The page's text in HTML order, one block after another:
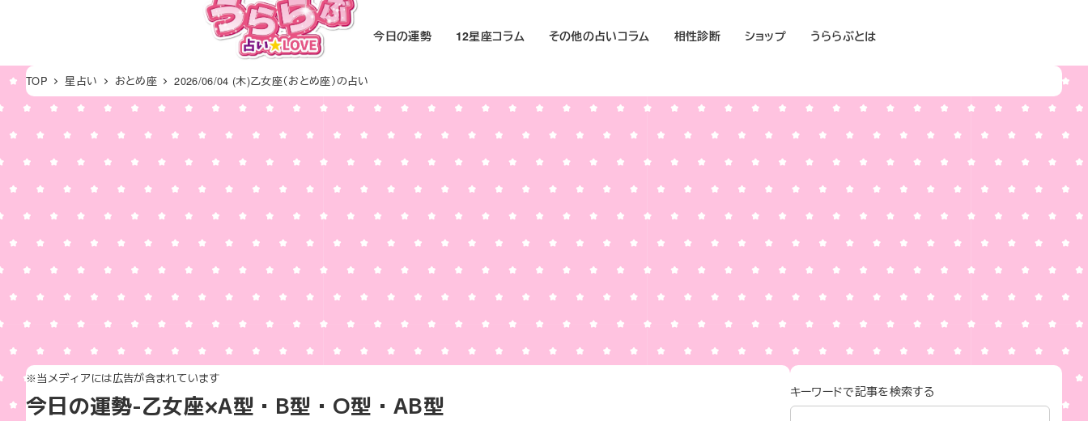
コ
ン
ツ
へ
移
動
今日の運勢 12星座コラム その他の占いコラム 相性診断 ショップ うららぶとは
TOP 星占い おとめ座 2026/06/04 (木)乙女座（おとめ座）の占い
※当メディアには広告が含まれています
今日の運勢-乙女座×A型・B型・O型・AB型 キーワードで記事を検索する